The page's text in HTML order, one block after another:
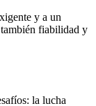
y a un
fiabilidad y
la lucha